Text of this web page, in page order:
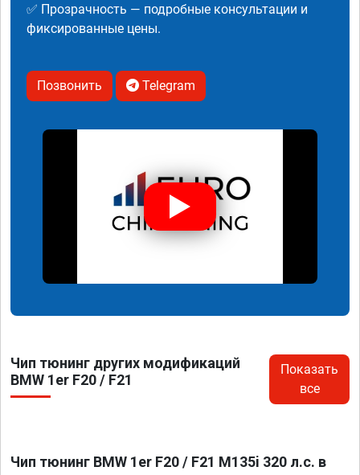
✅ Прозрачность — подробные консультации и
фиксированные цены.
Позвонить Telegram
Чип тюнинг других модификаций
BMW 1er F20 / F21
Показать
все
Чип тюнинг BMW 1er F20 / F21 M135i 320 л.с. в